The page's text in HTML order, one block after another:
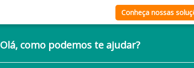
Conheça nossas
Olá, como podemos te ajudar?